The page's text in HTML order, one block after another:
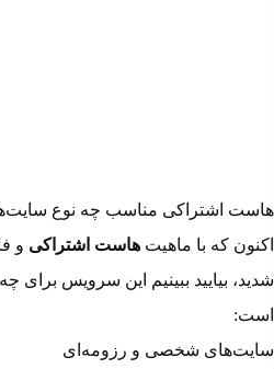
هاست اشتراکی مناسب چه نوع
اکنون که با ماهیت هاست اشتراکی و
شدید، بیایید ببینیم این سرویس برای
است:
سایت‌های شخصی و رزومه‌ای